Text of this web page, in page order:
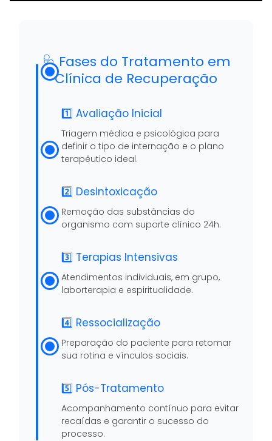
🩺 Fases do Tratamento em
Clínica de Recuperação
1️⃣ Avaliação Inicial
Triagem médica e psicológica para
definir o tipo de internação e o plano
terapêutico ideal.
2️⃣ Desintoxicação
Remoção das substâncias do
organismo com suporte clínico 24h.
3️⃣ Terapias Intensivas
Atendimentos individuais, em grupo,
laborterapia e espiritualidade.
4️⃣ Ressocialização
Preparação do paciente para retomar
sua rotina e vínculos sociais.
5️⃣ Pós-Tratamento
Acompanhamento contínuo para evitar
recaídas e garantir o sucesso do
processo.